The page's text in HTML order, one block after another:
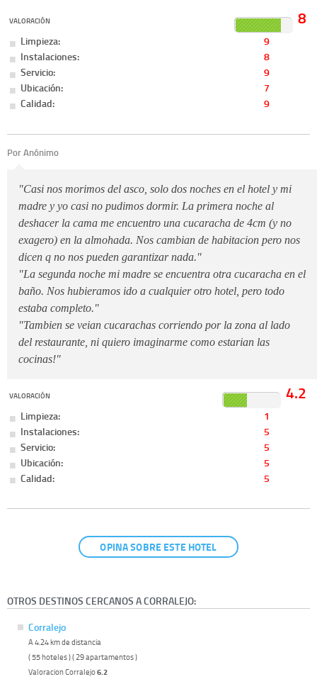
VALORACIÓN 8
Limpieza:
9
Instalaciones:
8
Servicio:
9
Ubicación:
7
Calidad:
9
Por Anónimo
"Casi nos morimos del asco, solo dos noches en el hotel y mi
madre y yo casi no pudimos dormir. La primera noche al
deshacer la cama me encuentro una cucaracha de 4cm (y no
exagero) en la almohada. Nos cambian de habitacion pero nos
dicen q no nos pueden garantizar nada."
"La segunda noche mi madre se encuentra otra cucaracha en el
baño. Nos hubieramos ido a cualquier otro hotel, pero todo
estaba completo."
"Tambien se veian cucarachas corriendo por la zona al lado
del restaurante, ni quiero imaginarme como estarian las
cocinas!"
VALORACIÓN 4.2
Limpieza:
1
Instalaciones:
5
Servicio:
5
Ubicación:
5
Calidad:
5
OPINA SOBRE ESTE HOTEL
OTROS DESTINOS CERCANOS A CORRALEJO:
Corralejo
A 4.24 km de distancia
( 55 hoteles ) ( 29 apartamentos )
Valoracion Corralejo6.2